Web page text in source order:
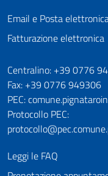
Email e Posta
Fatturazione elettronica
Numeri utili
Centralino: +39 0776
Fax: +39 0776 949306
PEC:
Protocollo PEC:
Leggi le FAQ